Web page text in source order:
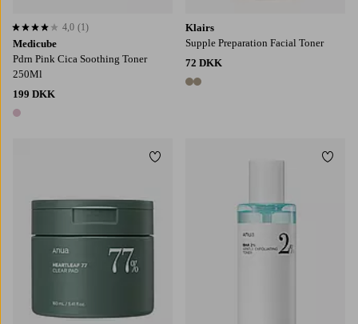
Medicube
Pdrn Pink Cica Soothing Toner
250Ml
199 DKK
1 farve
4,0 baseret på 1 bedømmelser
4,0 (1)
Klairs
Supple Preparation Facial Toner
72 DKK
2 farver
Tilføj til favoritter